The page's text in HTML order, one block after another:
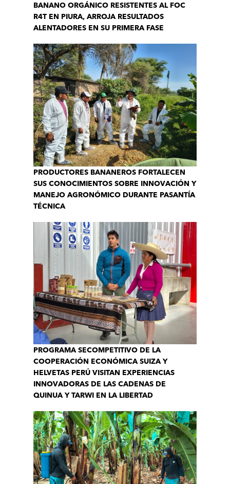
BANANO ORGÁNICO RESISTENTES AL FOC
R4T EN PIURA, ARROJA RESULTADOS
ALENTADORES EN SU PRIMERA FASE
PRODUCTORES BANANEROS FORTALECEN
SUS CONOCIMIENTOS SOBRE INNOVACIÓN Y
MANEJO AGRONÓMICO DURANTE PASANTÍA
TÉCNICA
PROGRAMA SECOMPETITIVO DE LA
COOPERACIÓN ECONÓMICA SUIZA Y
HELVETAS PERÚ VISITAN EXPERIENCIAS
INNOVADORAS DE LAS CADENAS DE
QUINUA Y TARWI EN LA LIBERTAD